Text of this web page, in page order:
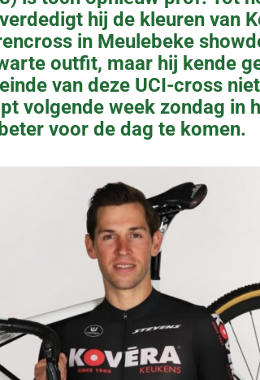
hij de kleuren van
in Meulebeke
outfit, maar hij kende
van deze UCI-cross
volgende week zondag in
voor de dag te komen.